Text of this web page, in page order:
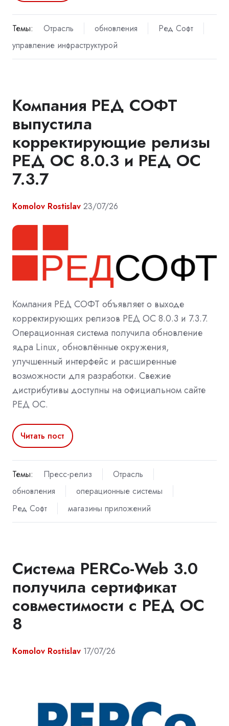
Темы: Отрасль обновления
Ред Софт
управление инфраструктурой
Компания РЕД СОФТ
выпустила
корректирующие релизы
РЕД ОС 8.0.3 и РЕД ОС
7.3.7
Komolov Rostislav 23/07/26
Компания РЕД СОФТ объявляет о выходе
корректирующих релизов РЕД ОС 8.0.3 и 7.3.7.
Операционная система получила обновление
ядра Linux, обновлённые окружения,
улучшенный интерфейс и расширенные
возможности для разработки. Свежие
дистрибутивы доступны на официальном сайте
РЕД ОС.
Читать пост
Темы: Пресс-релиз
Отрасль
обновления
операционные системы
Ред Софт
магазины приложений
Система PERCo-Web 3.0
получила сертификат
совместимости с РЕД ОС
8
Komolov Rostislav 17/07/26